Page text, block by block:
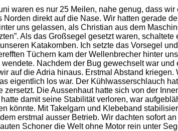
waren es nur 25 Meilen, nahe genug, dass
Norden direkt auf die Nase. Wir hatten gerade
uns gelassen, als Christian aus dem
Als das Großsegel gesetzt waren,
Katakomben. Ich setzte das Vorsegel
Tüchern kam der Wellenbrecher hinter
wendete. Nachdem der Bug gewechselt war
auf die Adria hinaus. Erstmal Abstand
eigentlich los war. Der Kühlwasserschlauch
zersetzt. Die Aussenhaut hatte sich von der
damit seine Stabilität verloren, war
könnte. Mit Takelgarn und Klebeband
erstmal ausser Betrieb. Wir dachten sofort
Schoner die Welt ohne Motor rein unter